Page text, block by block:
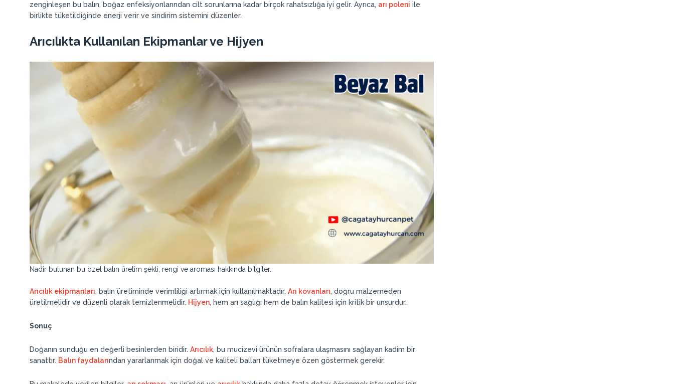
zenginleşen bu balın, boğaz enfeksiyonlarından cilt sorunlarına kadar birçok rahatsızlığa iyi gelir. Ayrıca, arı poleni ile
birlikte tüketildiğinde enerji verir ve sindirim sistemini düzenler.
Arıcılıkta Kullanılan Ekipmanlar ve Hijyen
Nadir bulunan bu özel balın üretim şekli, rengi ve aroması hakkında bilgiler.
Arıcılık ekipmanları, balın üretiminde verimliliği artırmak için kullanılmaktadır. Arı kovanları, doğru malzemeden
üretilmelidir ve düzenli olarak temizlenmelidir. Hijyen, hem arı sağlığı hem de balın kalitesi için kritik bir unsurdur.
Sonuç
Doğanın sunduğu en değerli besinlerden biridir. Arıcılık, bu mucizevi ürünün sofralara ulaşmasını sağlayan kadim bir
sanattır. Balın faydalarından yararlanmak için doğal ve kaliteli balları tüketmeye özen göstermek gerekir.